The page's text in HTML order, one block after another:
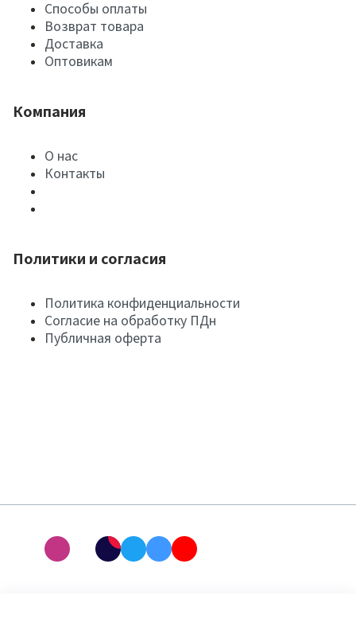
Способы оплаты
Возврат товара
Доставка
Оптовикам
Компания
О нас
Контакты
Политики и согласия
Политика конфиденциальности
Согласие на обработку ПДн
Публичная оферта